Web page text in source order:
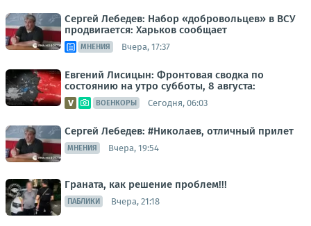
Сергей Лебедев: Набор «добровольцев» в ВСУ
продвигается: Харьков сообщает
МНЕНИЯ Вчера, 17:37
Евгений Лисицын: Фронтовая сводка по
состоянию на утро субботы, 8 августа:
ВОЕНКОРЫ Сегодня, 06:03
Сергей Лебедев: #Николаев, отличный прилет
МНЕНИЯ Вчера, 19:54
Граната, как решение проблем!!!
ПАБЛИКИ Вчера, 21:18